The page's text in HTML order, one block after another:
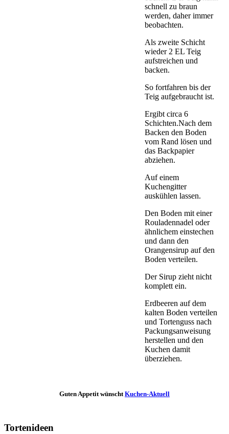
schnell zu braun
werden, daher immer
beobachten.
Als zweite Schicht
wieder 2 EL Teig
aufstreichen und
backen.
So fortfahren bis der
Teig aufgebraucht ist.
Ergibt circa 6
Schichten.Nach dem
Backen den Boden
vom Rand lösen und
das Backpapier
abziehen.
Auf einem
Kuchengitter
auskühlen lassen.
Den Boden mit einer
Rouladennadel oder
ähnlichem einstechen
und dann den
Orangensirup auf den
Boden verteilen.
Der Sirup zieht nicht
komplett ein.
Erdbeeren auf dem
kalten Boden verteilen
und Tortenguss nach
Packungsanweisung
herstellen und den
Kuchen damit
überziehen.
Guten Appetit wünscht Kuchen-Aktuell
Tortenideen